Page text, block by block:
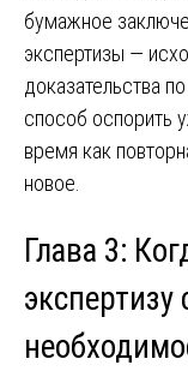
бумажное
экспертизы —
доказательства
способ оспорить
время как
новое.
Глава 3:
экспертизу